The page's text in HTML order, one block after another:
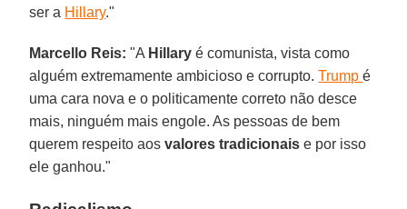
ser a Hillary."
Marcello Reis: "A Hillary é comunista, vista como
alguém extremamente ambicioso e corrupto.Trumpé
uma cara nova e o politicamente correto não desce
mais, ninguém mais engole. As pessoas de bem
querem respeito aosvalores tradicionais e por isso
ele ganhou."